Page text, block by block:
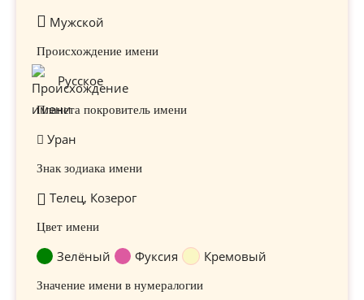
Мужской
Происхождение имени
Русское
Планета покровитель имени
Уран
Знак зодиака имени
Телец, Козерог
Цвет имени
Зелёный Фуксия Кремовый
Значение имени в нумералогии